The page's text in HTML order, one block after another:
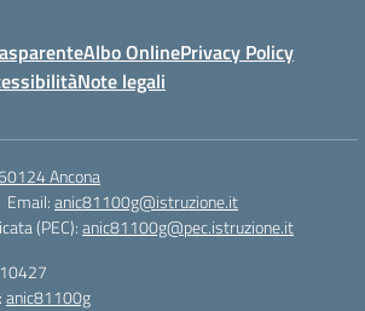
Albo OnlinePrivacy Policy
Note legali
Ancona
Email:anic81100g@istruzione.it
(PEC):anic81100g@pec.istruzione.it
anic81100g